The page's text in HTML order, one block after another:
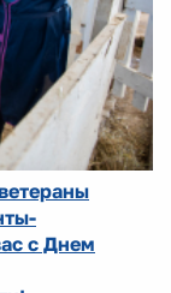
с Днем